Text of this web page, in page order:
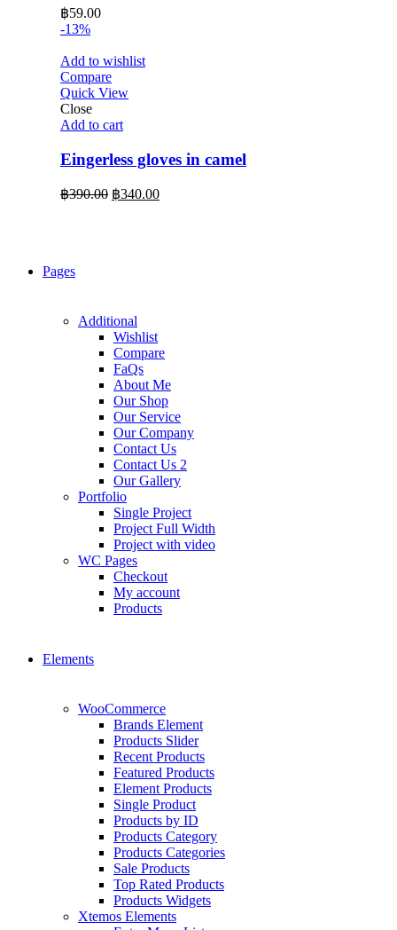
฿59.00
-13%
Add to wishlist
Compare
Quick View
Close
Add to cart
Eingerless gloves in camel
฿390.00 Original
฿340.00Current
Pages
Additional
Wishlist
Compare
FaQs
About Me
Our Shop
Our Service
Our Company
Contact Us
Contact Us 2
Our Gallery
Portfolio
Single Project
Project Full Width
Project with video
WC Pages
Checkout
My account
Products
Elements
WooCommerce
Brands Element
Products Slider
Recent Products
Featured Products
Element Products
Single Product
Products by ID
Products Category
Products Categories
Sale Products
Top Rated Products
Products Widgets
Xtemos Elements